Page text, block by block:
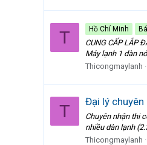
T Hồ Chí Minh
CUNG CẤP LẮP
Máy lạnh 1 dàn
Thicongmaylanh
T Đại lý chuyên
Chuyên nhận thi
nhiều dàn lạnh
Thicongmaylanh